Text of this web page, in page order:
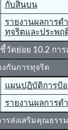
กับสินบน
รายงานผลการด
ทุจริตและประพ
วัดย่อย 10.2 กา
กันการทุจริต
แผนปฏิบัติการป้
รายงานผลการด
รส่งเสริมคุณธรร